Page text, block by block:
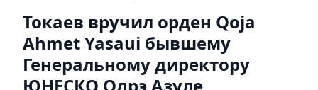
Токаев вручил орден Qoja
Ahmet Yasaui бывшему
Генеральному директору
ЮНЕСКО Одрэ Азуле